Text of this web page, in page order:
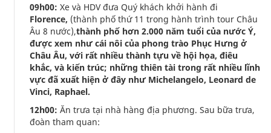
09h00: Xe và HDV đưa Quý khách khởi hành đi
Florence, (thành phố thứ 11 trong hành trình tour Châu
Âu 8 nước),thành phố hơn 2.000 năm tuổi của nước Ý,
được xem như cái nôi của phong trào Phục Hưng ở
Châu Âu, với rất nhiều thành tựu về hội họa, điêu
khắc, và kiến trúc; những thiên tài trong rất nhiều lĩnh
vực đã xuất hiện ở đây như Michelangelo, Leonard de
Vinci, Raphael.
12h00: Ăn trưa tại nhà hàng địa phương. Sau bữa trưa,
đoàn tham quan: